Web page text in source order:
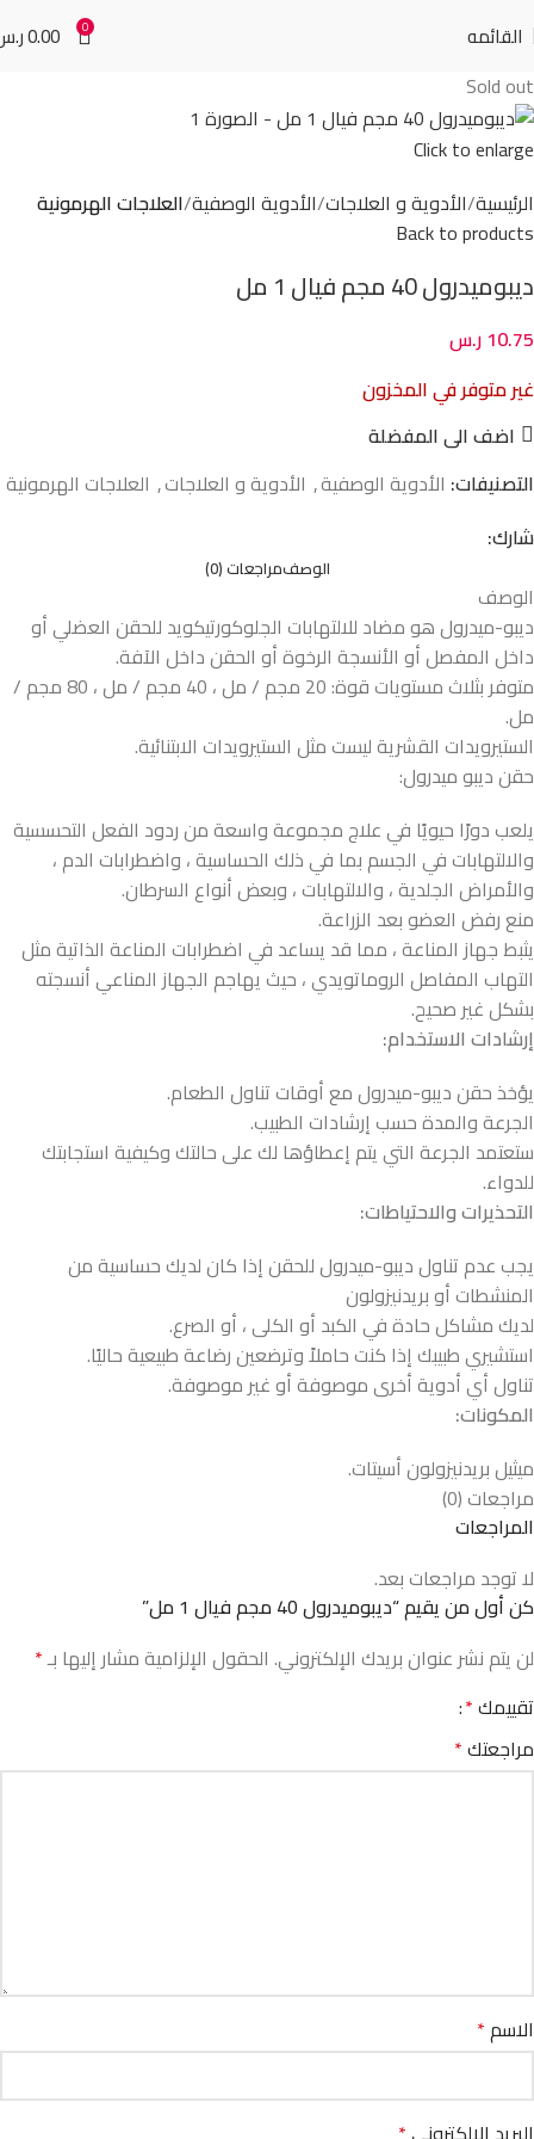
القائمه 0
0.00
Sold out
Click to enlarge
الرئيسية الأدوية و العلاجات الأدوية الوصفية العلاجات الهرمونية
Back to products
ديبوميدرول 40 مجم فيال 1 مل
10.75 ر.س
غير متوفر في المخزون
اضف الى المفضلة
التصنيفات: الأدوية الوصفية, الأدوية و العلاجات, العلاجات الهرمونية
شارك:
الوصفمراجعات (0)
الوصف
ديبو-ميدرول هو مضاد للالتهابات الجلوكورتيكويد للحقن العضلي أو
داخل المفصل أو الأنسجة الرخوة أو الحقن داخل الآفة.
متوفر بثلاث مستويات قوة: 20 مجم / مل ، 40 مجم / مل ، 80 مجم /
مل.
الستيرويدات القشرية ليست مثل الستيرويدات الابتنائية.
حقن ديبو ميدرول:
يلعب دورًا حيويًا في علاج مجموعة واسعة من ردود الفعل التحسسية
والالتهابات في الجسم بما في ذلك الحساسية ، واضطرابات الدم ،
والأمراض الجلدية ، والالتهابات ، وبعض أنواع السرطان.
منع رفض العضو بعد الزراعة.
يثبط جهاز المناعة ، مما قد يساعد في اضطرابات المناعة الذاتية مثل
التهاب المفاصل الروماتويدي ، حيث يهاجم الجهاز المناعي أنسجته
بشكل غير صحيح.
إرشادات الاستخدام:
يؤخذ حقن ديبو-ميدرول مع أوقات تناول الطعام.
الجرعة والمدة حسب إرشادات الطبيب.
ستعتمد الجرعة التي يتم إعطاؤها لك على حالتك وكيفية استجابتك
للدواء.
التحذيرات والاحتياطات:
يجب عدم تناول ديبو-ميدرول للحقن إذا كان لديك حساسية من
المنشطات أو بريدنيزولون
لديك مشاكل حادة في الكبد أو الكلى ، أو الصرع.
استشيري طبيبك إذا كنت حاملاً وترضعين رضاعة طبيعية حاليًا.
تناول أي أدوية أخرى موصوفة أو غير موصوفة.
المكونات:
ميثيل بريدنيزولون أسيتات.
مراجعات (0)
المراجعات
لا توجد مراجعات بعد.
كن أول من يقيم “ديبوميدرول 40 مجم فيال 1 مل”
لن يتم نشر عنوان بريدك الإلكتروني. الحقول الإلزامية مشار إليها بـ*
تقييمك*
مراجعتك*
الاسم*